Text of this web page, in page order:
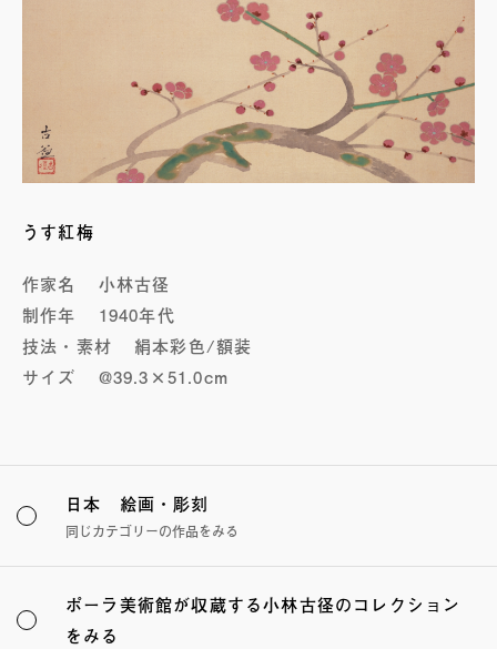
うす紅梅
作家名
小林古径
制作年
1940年代
技法・素材
絹本彩色/額装
サイズ
@39.3×51.0cm
日本 絵画・彫刻
同じカテゴリーの作品をみる
ポーラ美術館が収蔵する小林古径のコレクション
をみる